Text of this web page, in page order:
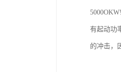
有起动功
的冲击，